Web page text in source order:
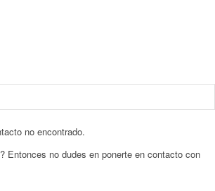
no encontrado.
Entonces no dudes en ponerte en contacto con